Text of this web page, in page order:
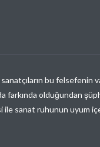
bu felsefenin
farkında olduğundan
ile sanat ruhunun uyum